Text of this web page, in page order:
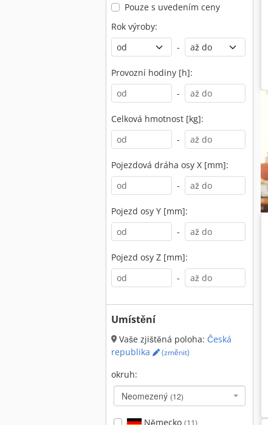
Pouze s uvedením ceny
Rok výroby:
-
Provozní hodiny [h]:
-
Celková hmotnost [kg]:
-
Pojezdová dráha osy X [mm]:
-
Pojezd osy Y [mm]:
-
Pojezd osy Z [mm]:
-
Umístění
Vaše zjištěná poloha: Česká
republika
(změnit)
okruh:
Neomezený (12)
Německo (11)